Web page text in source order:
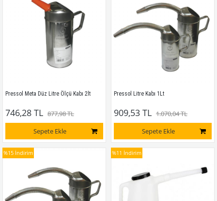
Pressol Meta Düz Litre Ölçü Kabı 2lt
746,28 TL 877,98 TL
Sepete Ekle
Pressol Litre Kabı 1Lt
909,53 TL 1.070,04 TL
Sepete Ekle
%15 İndirim %11 İndirim